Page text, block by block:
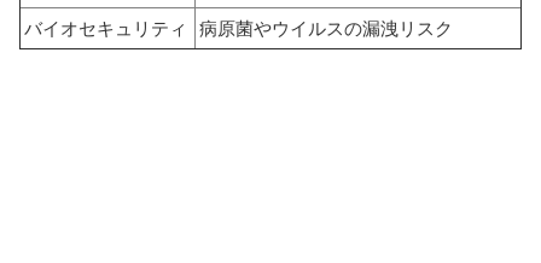
バイオセキュリティ
病原菌やウイルスの漏洩リスク